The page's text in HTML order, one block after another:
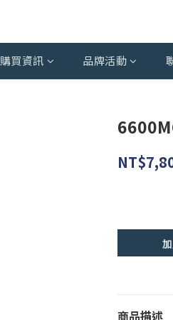
購買資訊 品牌活動
商品描述